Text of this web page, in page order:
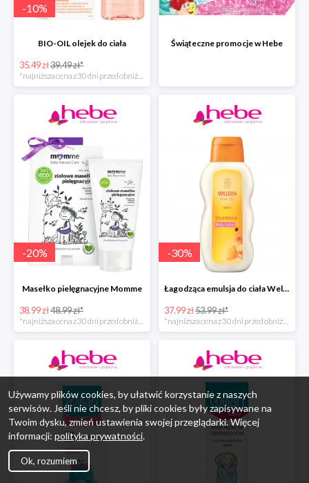
-10%
BIO-OIL olejek do ciała
35.49 zł39.49 zł*
*najniższa cena z 30 dni przed obniżką
Świąteczne promocje w Hebe
-20%
Masełko pielęgnacyjne Momme
38.99 zł48.99 zł*
-30%
Łagodząca emulsja do ciała Weleda
37.99 zł53.99 zł*
Używamy plików cookies, by ułatwić korzystanie z naszych
serwisów. Jeśli nie chcesz, by pliki cookies były zapisywane na
Twoim dysku, zmień ustawienia swojej przeglądarki. Więcej
informacji: polityka prywatności.
Ok, rozumiem